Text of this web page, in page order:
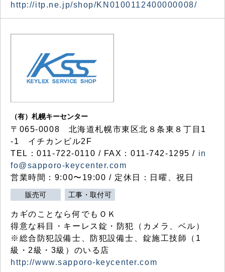
http://itp.ne.jp/shop/KN0100112400000008/
（有）札幌キーセンター
〒065-0008 北海道札幌市東区北８条東８丁目1
-1 イチカンビル2F
TEL：011-722-0110 / FAX：011-742-1295 / in
fo@sapporo-keycenter.com
営業時間：9:00〜19:00 / 定休日：日曜、祝日
販売可 工事・取付可
カギのことなら何でもＯＫ
得意な科目・キーレス錠・防犯（カメラ、ベル）
※総合防犯設備士、防犯設備士、錠施工技師（1
級・2級・3級）のいる店
http://www.sapporo-keycenter.com